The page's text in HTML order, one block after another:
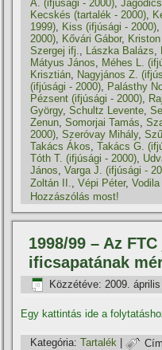
Á. (ifjúsági - 2000),
Kecskés (tartalék - 2000),
1999), Kiss (ifjúsági - 2000),
2000), Kővári Gábor,
Szergej ifj., Lászka Balázs,
Mátyus János, Méhes L.
Krisztián, Nagyjános Z.
(ifjúsági - 2000), Palásthy
Pézsent (ifjúsági - 2000),
György,Schultz Levente,
Zenun,Somorjai Tamás,
2000),Szeróvay Mihály,
Takács Ákos,Takács G.
Tóth T. (ifjúsági - 2000),
János,Varga J. (ifjúsági -
Zoltán II.
,Vépi Péter,
Hozzászólás most!
1998/99 – Az
ificsapatának
Közzétéve: 2009.
Egy kattintás ide a
Kategória: Tartalék |